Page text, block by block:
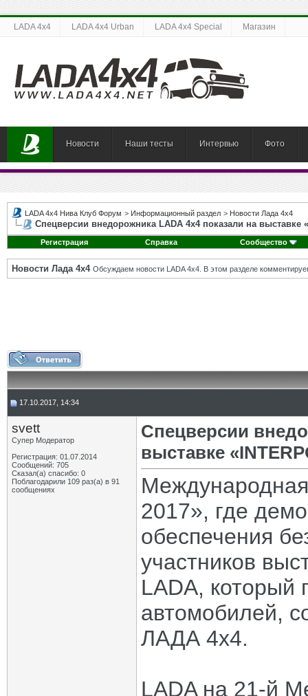
LADA 4x4 LADA 4x4 Urban LADA 4x4 Special Магазин
Новости Наши тесты Интервью Фото
LADA 4x4 Нива Клуб Форум > Информационный раздел > Новости Лада 4х4
Спецверсии внедорожника LADA 4х4 показали на выставке
Регистрация Справка Сообщество
Новости Лада 4х4 Обсуждаем новости LADA 4x4. В этом разделе
17.10.2017, 14:34
svett
Супер Модератор
Регистрация: 01.07.2014
Сообщений: 705
Сказал(а) спасибо: 0
Поблагодарили 109 раз(а) в 91
сообщениях
Спецверсии
выставке
2017», где
обеспечения
участников
LADA, который
автомобилей,
ЛАДА 4х4.
LADA на 21-й